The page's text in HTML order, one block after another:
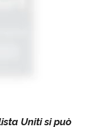
Uniti si può